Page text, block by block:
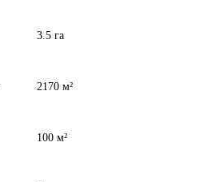
3.5 га
2170 м²
100 м²